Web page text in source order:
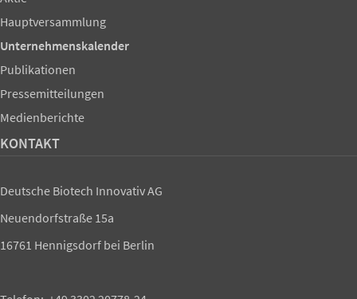
Hauptversammlung
Unternehmenskalender
Publikationen
Pressemitteilungen
Medienberichte
KONTAKT
Deutsche Biotech Innovativ AG
Neuendorfstraße 15a
16761 Hennigsdorf bei Berlin